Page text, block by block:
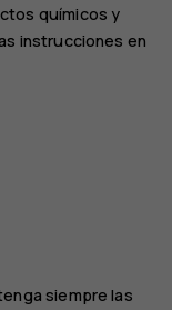
químicos y
instrucciones en
siempre las